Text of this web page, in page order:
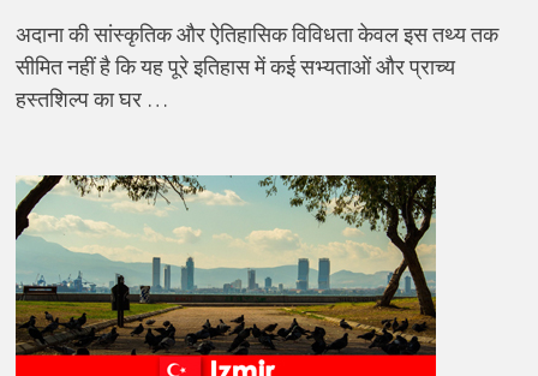
अदाना की सांस्कृतिक और ऐतिहासिक विविधता केवल इस तथ्य तक
सीमित नहीं है कि यह पूरे इतिहास में कई सभ्यताओं और प्राच्य
हस्तशिल्प का घर …